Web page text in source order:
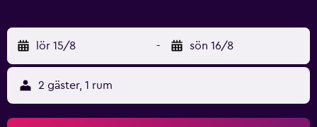
lör 15/8 - sön 16/8
2 gäster, 1 rum